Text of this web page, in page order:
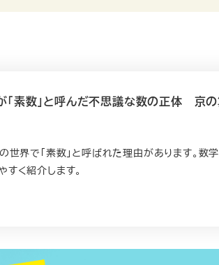
「素数」と呼んだ不思議な数の正体 京
界で「素数」と呼ばれた理由があります。数
く紹介します。